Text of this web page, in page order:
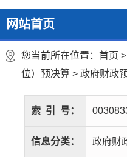
网站首页
您当前所在位置： 首页 >
位）预决算 > 政府财政
索 引 号：
信息分类： 政府财